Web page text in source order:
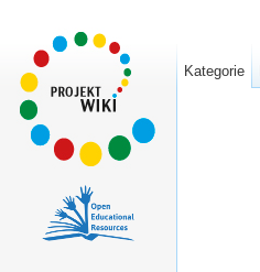
Kategorie